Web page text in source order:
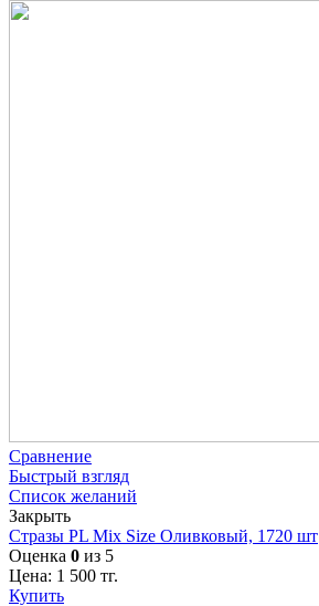
Сравнение
Быстрый взгляд
Список желаний
Закрыть
Стразы PL Mix Size Оливковый, 1720 шт
Оценка 0 из 5
Цена: 1 500 тг.
Купить